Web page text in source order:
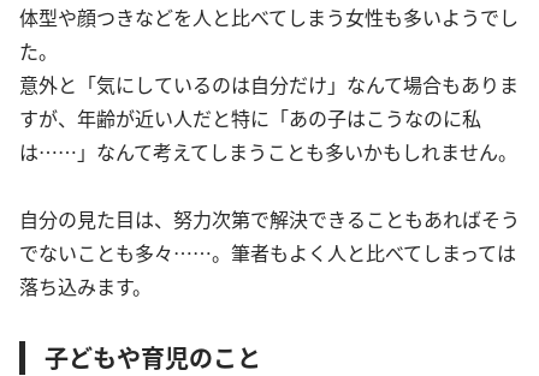
体型や顔つきなどを人と比べてしまう女性も多いようでし
た。
意外と「気にしているのは自分だけ」なんて場合もありま
すが、年齢が近い人だと特に「あの子はこうなのに私
は……」なんて考えてしまうことも多いかもしれません。
自分の見た目は、努力次第で解決できることもあればそう
でないことも多々……。筆者もよく人と比べてしまっては
落ち込みます。
子どもや育児のこと